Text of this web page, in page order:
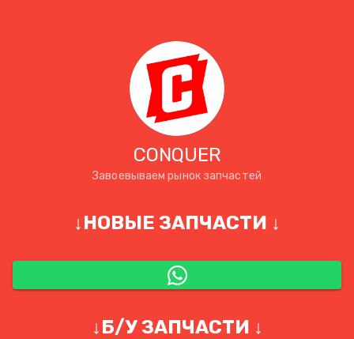
CONQUER
Завоевываем рынок запчастей
↓НОВЫЕ ЗАПЧАСТИ ↓
↓Б/У ЗАПЧАСТИ ↓